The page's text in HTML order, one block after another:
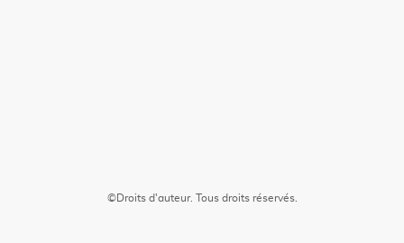
©Droits d'auteur. Tous droits réservés.